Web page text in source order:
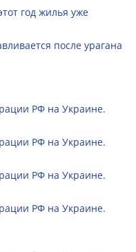
год жилья уже
после урагана
РФ на Украине.
РФ на Украине.
РФ на Украине.
РФ на Украине.